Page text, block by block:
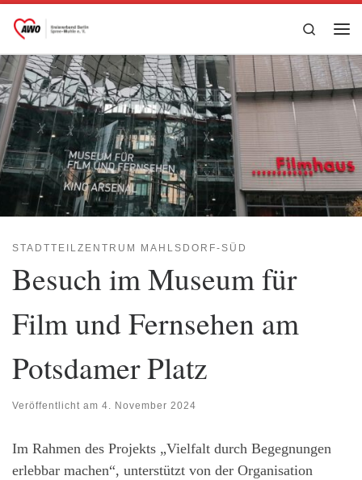
Zum Inhalt springen
Search
STADTTEILZENTRUM MAHLSDORF-SÜD
Besuch im Museum für
Film und Fernsehen am
Potsdamer Platz
Veröffentlicht am 4. November 2024
Im Rahmen des Projekts „Vielfalt durch Begegnungen
erlebbar machen“, unterstützt von der Organisation